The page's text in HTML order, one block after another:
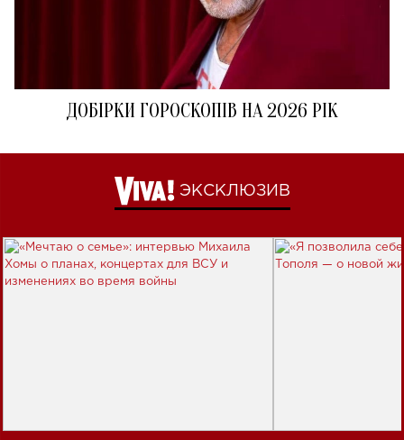
ДОБІРКИ ГОРОСКОПІВ НА 2026 РІК
ЭКСКЛЮЗИВ